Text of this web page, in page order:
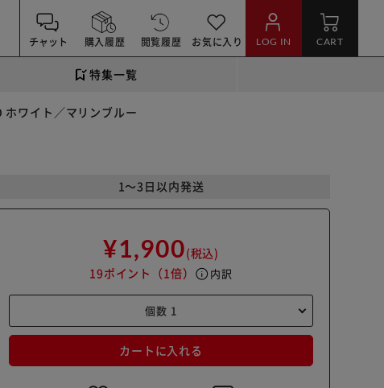
チャット 購入履歴 閲覧履歴 お気に入り LOG IN CART
特集一覧
ワイト／マリンブルー
1～3日以内発送
¥1,900(税込)
19ポイント （1倍） info 内訳
カートに入れる